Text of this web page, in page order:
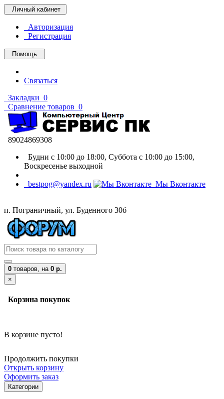
Личный кабинет
Авторизация
Регистрация
Помощь
Связаться
Закладки 0
Сравнение товаров 0
89024869308
Будни с 10:00 до 18:00, Суббота с 10:00 до 15:00,
Воскресенье выходной
bestpog@yandex.ru Мы Вконтакте
п. Пограничный, ул. Буденного 30б
0 товаров, на 0 р.
×
Корзина покупок
В корзине пусто!
Продолжить покупки
Открыть корзину
Оформить заказ
Категории